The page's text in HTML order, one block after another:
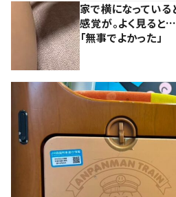
家で横になっている
感覚が。よく見ると…
「無事でよかった」